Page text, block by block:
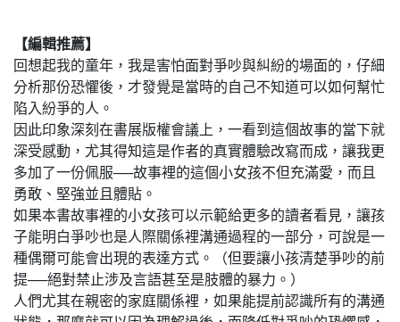
【編輯推薦】
回想起我的童年，我是害怕面對爭吵與糾紛的場面的，仔細
分析那份恐懼後，才發覺是當時的自己不知道可以如何幫忙
陷入紛爭的人。
因此印象深刻在書展版權會議上，一看到這個故事的當下就
深受感動，尤其得知這是作者的真實體驗改寫而成，讓我更
多加了一份佩服──故事裡的這個小女孩不但充滿愛，而且
勇敢、堅強並且體貼。
如果本書故事裡的小女孩可以示範給更多的讀者看見，讓孩
子能明白爭吵也是人際關係裡溝通過程的一部分，可說是一
種偶爾可能會出現的表達方式。（但要讓小孩清楚爭吵的前
提──絕對禁止涉及言語甚至是肢體的暴力。）
人們尤其在親密的家庭關係裡，如果能提前認識所有的溝通